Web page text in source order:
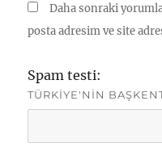
Daha sonraki
posta adresim ve site
Spam testi:
TÜRKIYE'NIN